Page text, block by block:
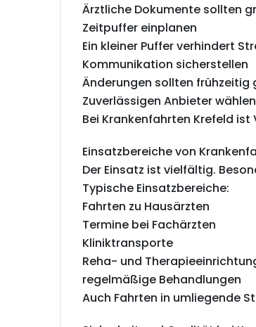
Ärztliche Dokumente sollten
Zeitpuffer einplanen
Ein kleiner Puffer verhindert
Kommunikation sicherstellen
Änderungen sollten frühzeitig
Zuverlässigen Anbieter wählen
Bei Krankenfahrten Krefeld
Einsatzbereiche von
Der Einsatz ist vielfältig.
Typische Einsatzbereiche:
Fahrten zu Hausärzten
Termine bei Fachärzten
Kliniktransporte
Reha- und
regelmäßige Behandlungen
Auch Fahrten in umliegende